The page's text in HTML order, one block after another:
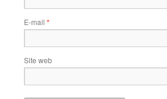
E-mail *
Site web